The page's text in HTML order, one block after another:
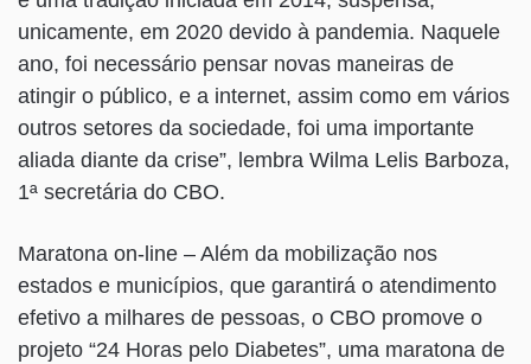
unicamente, em 2020 devido à pandemia. Naquele
ano, foi necessário pensar novas maneiras de
atingir o público, e a internet, assim como em vários
outros setores da sociedade, foi uma importante
aliada diante da crise”, lembra Wilma Lelis Barboza,
1ª secretária do CBO.
Maratona on-line – Além da mobilização nos
estados e municípios, que garantirá o atendimento
efetivo a milhares de pessoas, o CBO promove o
projeto “24 Horas pelo Diabetes”, uma maratona de